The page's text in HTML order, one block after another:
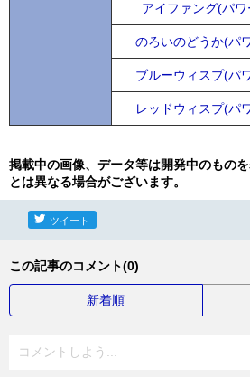
アイファング(パ
のろいのどうか(パ
ブルーウィスプ(パ
レッドウィスプ(パ
掲載中の画像、データ等は開発中のもの
とは異なる場合がございます。
ツイート
この記事のコメント(0)
新着順
コメントしよう...